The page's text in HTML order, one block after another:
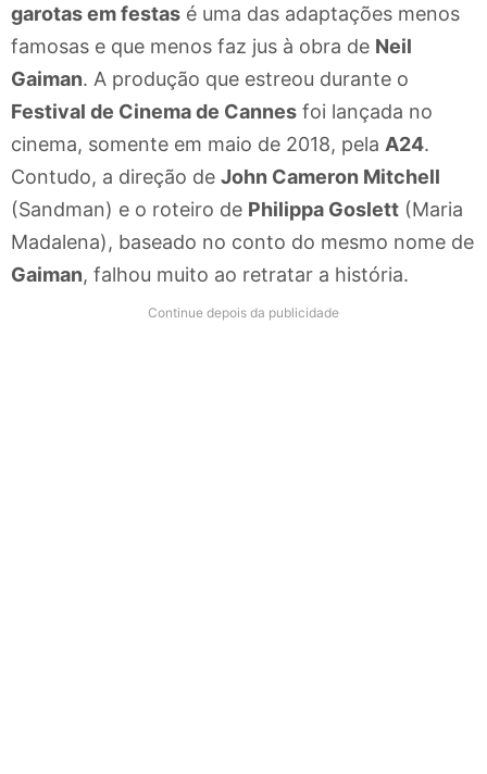
garotas em festas é uma das adaptações menos
famosas e que menos faz jus à obra de Neil
Gaiman. A produção que estreou durante o
Festival de Cinema de Cannes foi lançada no
cinema, somente em maio de 2018, pela A24.
Contudo, a direção de John Cameron Mitchell
(Sandman) e o roteiro de Philippa Goslett (Maria
Madalena), baseado no conto do mesmo nome de
Gaiman, falhou muito ao retratar a história.
Continue depois da publicidade